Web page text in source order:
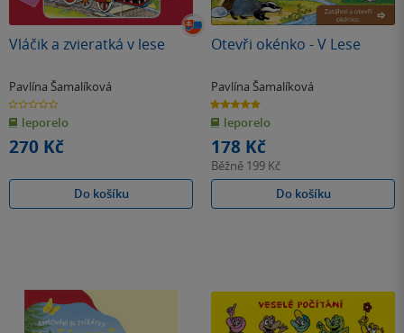
Vláčik a zvieratká v lese
Pavlína Šamalíková
0.0
z
5
hvězdiček
leporelo
270 Kč
Do košíku
Otevři okénko - V Lese
Pavlína Šamalíková
5.0
z
5
hvězdiček
leporelo
178 Kč
Běžně 199 Kč
Do košíku